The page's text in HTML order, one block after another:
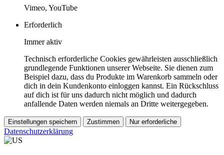
Vimeo, YouTube
Erforderlich
Immer aktiv
Technisch erforderliche Cookies gewährleisten ausschließlich
grundlegende Funktionen unserer Webseite. Sie dienen zum
Beispiel dazu, dass du Produkte im Warenkorb sammeln oder
dich in dein Kundenkonto einloggen kannst. Ein Rückschluss
auf dich ist für uns dadurch nicht möglich und dadurch
anfallende Daten werden niemals an Dritte weitergegeben.
Einstellungen speichern Zustimmen Nur erforderliche
Datenschutzerklärung